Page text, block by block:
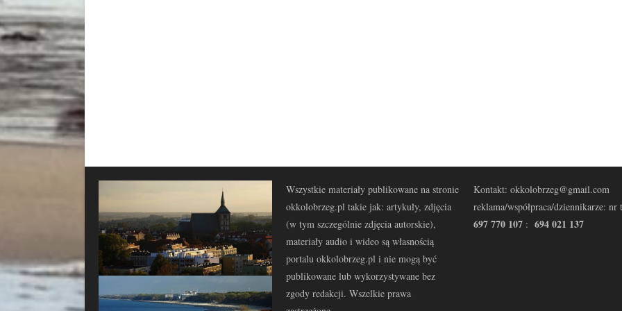
Wszystkie materiały publikowane na stronie
okkolobrzeg.pl takie jak: artykuły, zdjęcia
(w tym szczególnie zdjęcia autorskie),
materiały audio i wideo są własnością
portalu okkolobrzeg.pl i nie mogą być
publikowane lub wykorzystywane bez
zgody redakcji. Wszelkie prawa
Kontakt: okkolobrzeg@gmail.com
reklama/współpraca/dziennikarze: nr
697 770 107 : 694 021 137